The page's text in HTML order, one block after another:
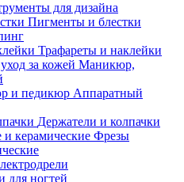
для дизайна
Пигменты и блестки
Трафареты и наклейки
Маникюр,
Аппаратный
Держатели и колпачки
Фрезы
для ногтей